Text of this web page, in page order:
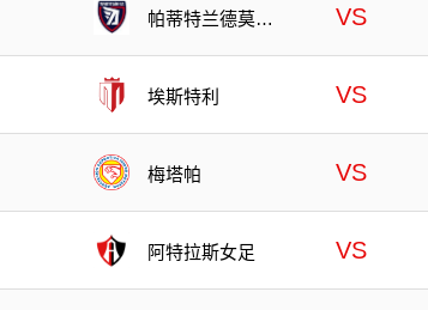
帕蒂特兰德莫雷
VS
埃斯特利 VS
梅塔帕 VS
阿特拉斯女足 VS